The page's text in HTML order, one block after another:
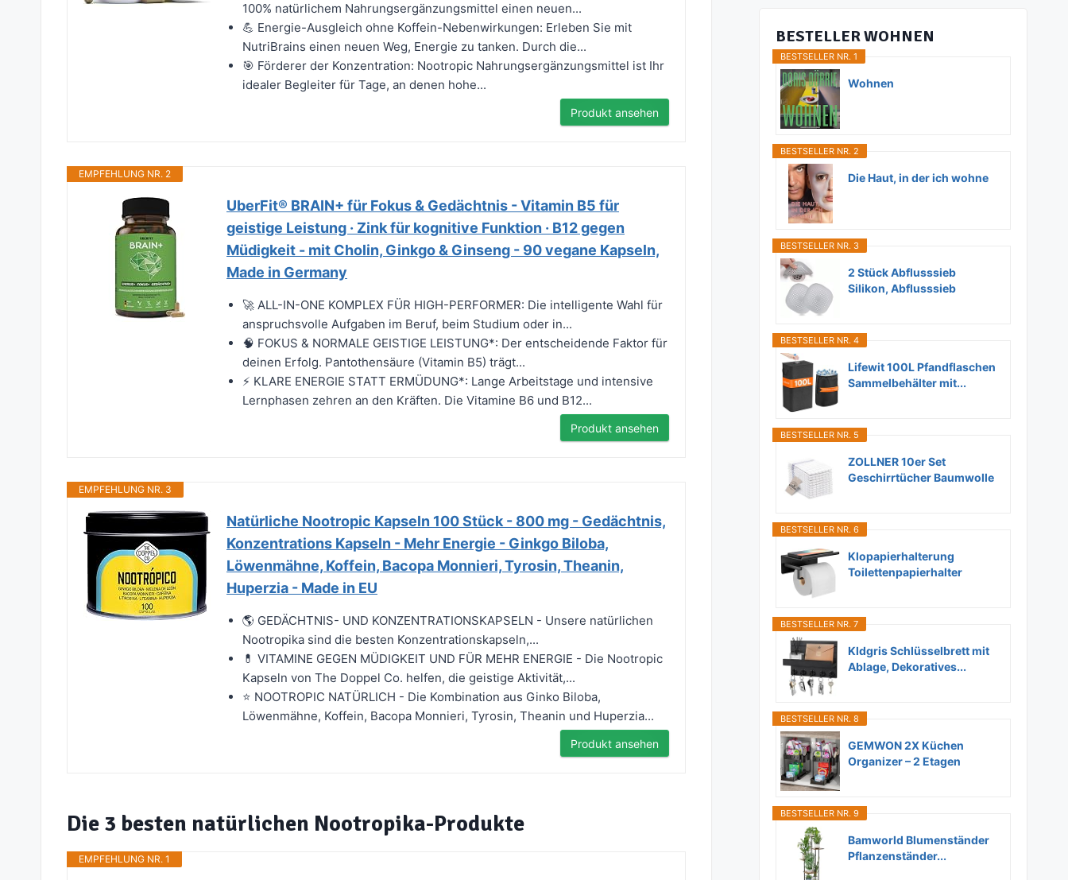
100% natürlichem Nahrungsergänzungsmittel einen neuen...
💪 Energie-Ausgleich ohne Koffein-Nebenwirkungen: Erleben Sie mit
NutriBrains einen neuen Weg, Energie zu tanken. Durch die...
🎯 Förderer der Konzentration: Nootropic Nahrungsergänzungsmittel ist Ihr
idealer Begleiter für Tage, an denen hohe...
Produkt ansehen
EMPFEHLUNG NR. 2
UberFit® BRAIN+ für Fokus & Gedächtnis - Vitamin B5 für
geistige Leistung · Zink für kognitive Funktion · B12 gegen
Müdigkeit - mit Cholin, Ginkgo & Ginseng - 90 vegane Kapseln,
Made in Germany
🚀 ALL-IN-ONE KOMPLEX FÜR HIGH-PERFORMER: Die intelligente Wahl für
anspruchsvolle Aufgaben im Beruf, beim Studium oder in...
🧠 FOKUS & NORMALE GEISTIGE LEISTUNG*: Der entscheidende Faktor für
deinen Erfolg. Pantothensäure (Vitamin B5) trägt...
⚡ KLARE ENERGIE STATT ERMÜDUNG*: Lange Arbeitstage und intensive
Lernphasen zehren an den Kräften. Die Vitamine B6 und B12...
Produkt ansehen
EMPFEHLUNG NR. 3
Natürliche Nootropic Kapseln 100 Stück - 800 mg - Gedächtnis,
Konzentrations Kapseln - Mehr Energie - Ginkgo Biloba,
Löwenmähne, Koffein, Bacopa Monnieri, Tyrosin, Theanin,
Huperzia - Made in EU
🌎 GEDÄCHTNIS- UND KONZENTRATIONSKAPSELN - Unsere natürlichen
Nootropika sind die besten Konzentrationskapseln,...
💊 VITAMINE GEGEN MÜDIGKEIT UND FÜR MEHR ENERGIE - Die Nootropic
Kapseln von The Doppel Co. helfen, die geistige Aktivität,...
⭐ NOOTROPIC NATÜRLICH - Die Kombination aus Ginko Biloba,
Löwenmähne, Koffein, Bacopa Monnieri, Tyrosin, Theanin und Huperzia...
Produkt ansehen
Die 3 besten natürlichen Nootropika-Produkte
EMPFEHLUNG NR. 1
BESTELLER WOHNEN
BESTSELLER NR. 1
Wohnen
BESTSELLER NR. 2
Die Haut, in der ich wohne
BESTSELLER NR. 3
2 Stück Abflusssieb
Silikon, Abflusssieb
BESTSELLER NR. 4
Lifewit 100L Pfandflaschen
Sammelbehälter mit...
BESTSELLER NR. 5
ZOLLNER 10er Set
Geschirrtücher Baumwolle
BESTSELLER NR. 6
Klopapierhalterung
Toilettenpapierhalter
BESTSELLER NR. 7
Kldgris Schlüsselbrett mit
Ablage, Dekoratives...
BESTSELLER NR. 8
GEMWON 2X Küchen
Organizer – 2 Etagen
BESTSELLER NR. 9
Bamworld Blumenständer
Pflanzenständer...